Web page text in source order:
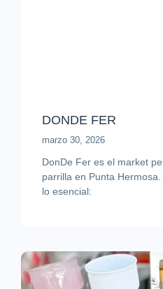
DONDE FER
marzo 30, 2026
DonDe Fer es el market
parrilla en Punta
lo esencial: